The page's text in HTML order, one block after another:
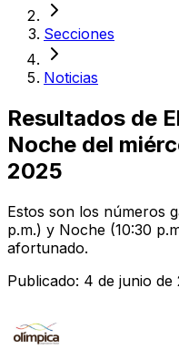
Secciones
Noticias
Resultados de
Noche del
2025
Estos son los números
p.m.) y Noche (10:30
afortunado.
Publicado: 4 de junio de